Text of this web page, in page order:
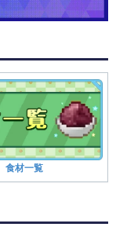
食材一覧